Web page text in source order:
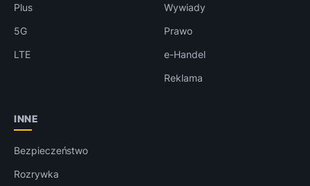
Plus
5G
LTE
Wywiady
Prawo
e-Handel
Reklama
INNE
Bezpieczeństwo
Rozrywka